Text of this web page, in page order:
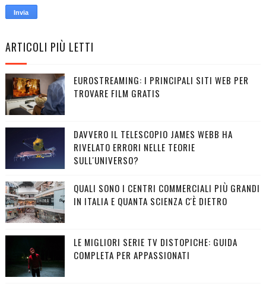
ARTICOLI PIÙ LETTI
EUROSTREAMING: I PRINCIPALI SITI WEB PER
TROVARE FILM GRATIS
DAVVERO IL TELESCOPIO JAMES WEBB HA
RIVELATO ERRORI NELLE TEORIE
SULL'UNIVERSO?
QUALI SONO I CENTRI COMMERCIALI PIÙ GRANDI
IN ITALIA E QUANTA SCIENZA C'È DIETRO
LE MIGLIORI SERIE TV DISTOPICHE: GUIDA
COMPLETA PER APPASSIONATI